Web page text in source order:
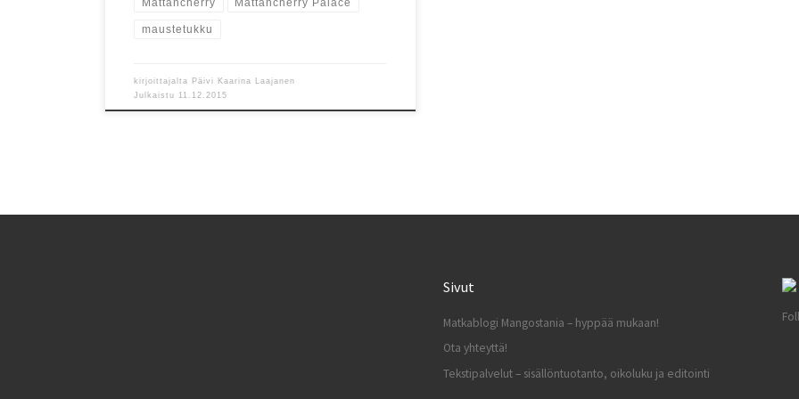
Mattancherry Mattancherry Palace
maustetukku
kirjoittajalta Päivi Kaarina Laajanen
Julkaistu 11.12.2015
Sivut
Matkablogi Mangostania – hyppää mukaan!
Ota yhteyttä!
Tekstipalvelut – sisällöntuotanto, oikoluku ja editointi